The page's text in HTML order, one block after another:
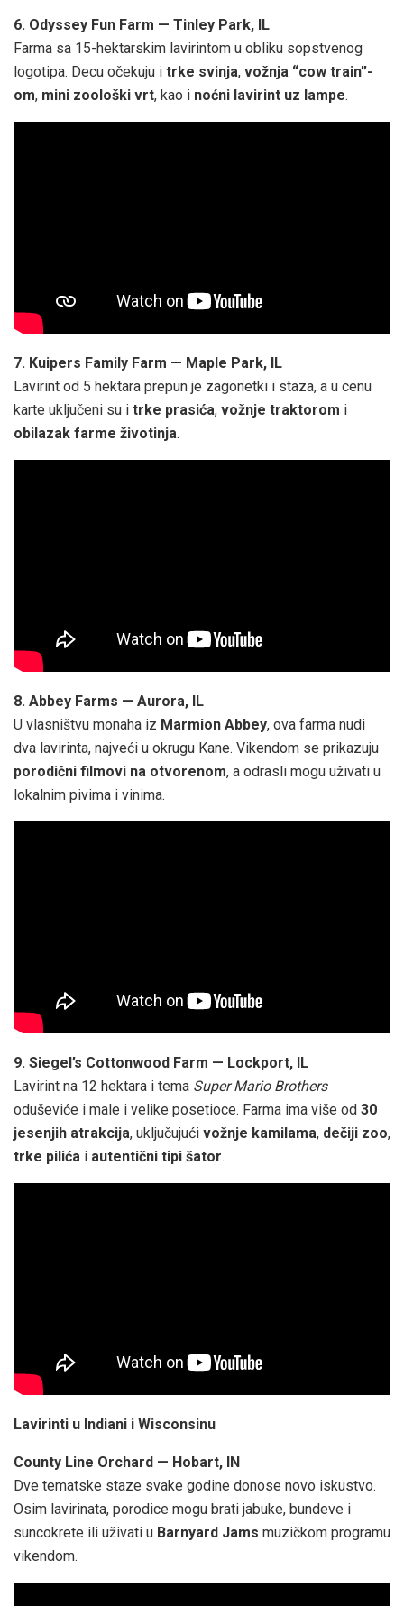
6. Odyssey Fun Farm — Tinley Park, IL
Farma sa 15-hektarskim lavirintom u obliku sopstvenog
logotipa. Decu očekuju i trke svinja, vožnja “cow train”-
om, mini zoološki vrt, kao i noćni lavirint uz lampe.
7. Kuipers Family Farm — Maple Park, IL
Lavirint od 5 hektara prepun je zagonetki i staza, a u cenu
karte uključeni su i trke prasića, vožnje traktorom i
obilazak farme životinja.
8. Abbey Farms — Aurora, IL
U vlasništvu monaha iz Marmion Abbey, ova farma nudi
dva lavirinta, najveći u okrugu Kane. Vikendom se prikazuju
porodični filmovi na otvorenom, a odrasli mogu uživati u
lokalnim pivima i vinima.
9. Siegel’s Cottonwood Farm — Lockport, IL
Lavirint na 12 hektara i tema Super Mario Brothers
oduševiće i male i velike posetioce. Farma ima više od 30
jesenjih atrakcija, uključujući vožnje kamilama, dečiji zoo,
trke pilića i autentični tipi šator.
Lavirinti u Indiani i Wisconsinu
County Line Orchard — Hobart, IN
Dve tematske staze svake godine donose novo iskustvo.
Osim lavirinata, porodice mogu brati jabuke, bundeve i
suncokrete ili uživati u Barnyard Jams muzičkom programu
vikendom.